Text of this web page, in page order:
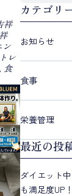
祥
レ
食
カテゴリ
お知らせ
食事
栄養管理
最近の投
ダイエット
も満足度UP